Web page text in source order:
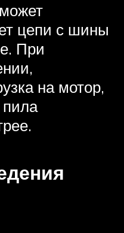
цепи с шины
При
на мотор,
пила